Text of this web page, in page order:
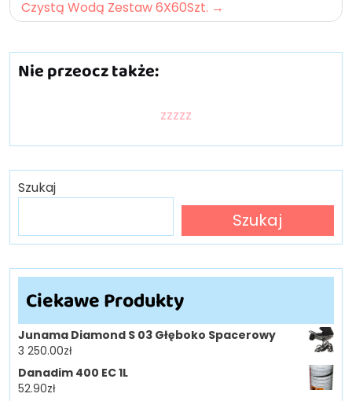
Czystą Wodą Zestaw 6X60Szt.
Nie przeocz także:
zzzzz
Szukaj
Szukaj
Ciekawe Produkty
Junama Diamond S 03 Głęboko Spacerowy
3 250.00zł
Danadim 400 EC 1L
52.90zł